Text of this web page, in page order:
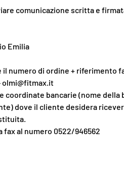
comunicazione scritta e
Emilia
il numero di ordine + riferimento
olmi@fitmax.it
bancarie (nome della
dove il cliente desidera
al numero 0522/946562